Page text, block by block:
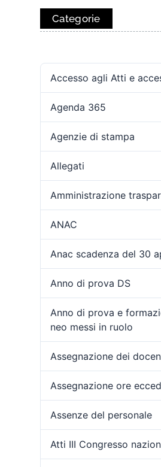
Categorie
Accesso agli Atti e
Agenda 365
Agenzie di stampa
Allegati
Amministrazione
ANAC
Anac scadenza del 30
Anno di prova DS
Anno di prova e
neo messi in ruolo
Assegnazione dei
Assegnazione ore
Assenze del personale
Atti III Congresso